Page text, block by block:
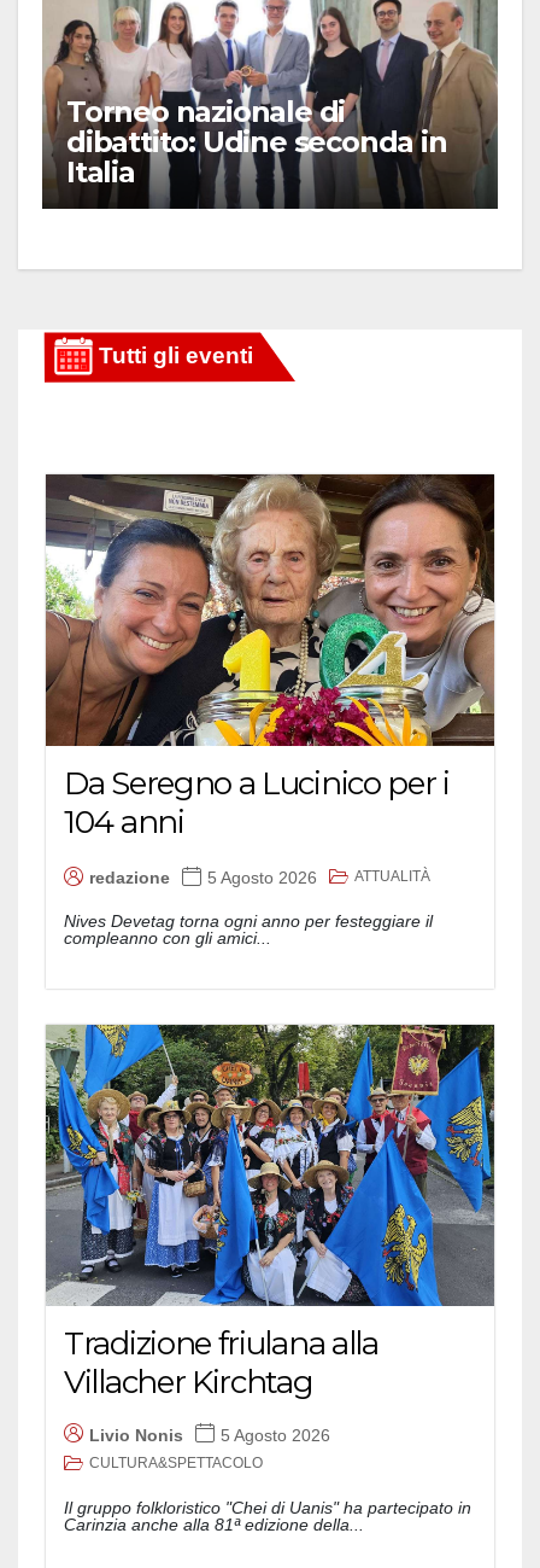
Torneo nazionale di
dibattito: Udine seconda in
Italia
Da Seregno a Lucinico per i
104 anni
redazione 5 Agosto 2026 ATTUALITÀ
Nives Devetag torna ogni anno per festeggiare il
compleanno con gli amici...
Tradizione friulana alla
Villacher Kirchtag
Livio Nonis 5 Agosto 2026
CULTURA&SPETTACOLO
Il gruppo folkloristico "Chei di Uanis" ha partecipato in
Carinzia anche alla 81ª edizione della...